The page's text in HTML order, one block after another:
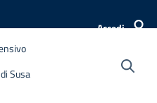
Accedi
Susa